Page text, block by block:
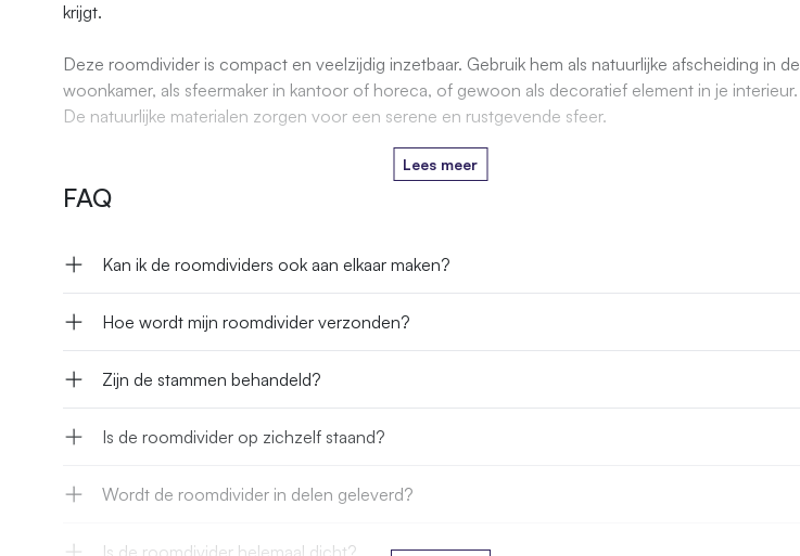
krijgt.
Deze roomdivider is compact en veelzijdig inzetbaar. Gebruik hem als natuurlijke afscheiding in de
woonkamer, als sfeermaker in kantoor of horeca, of gewoon als decoratief element in je interieur.
De natuurlijke materialen zorgen voor een serene en rustgevende sfeer.
Lees meer
FAQ
Kan ik de roomdividers ook aan elkaar maken?
Hoe wordt mijn roomdivider verzonden?
Zijn de stammen behandeld?
Is de roomdivider op zichzelf staand?
Wordt de roomdivider in delen geleverd?